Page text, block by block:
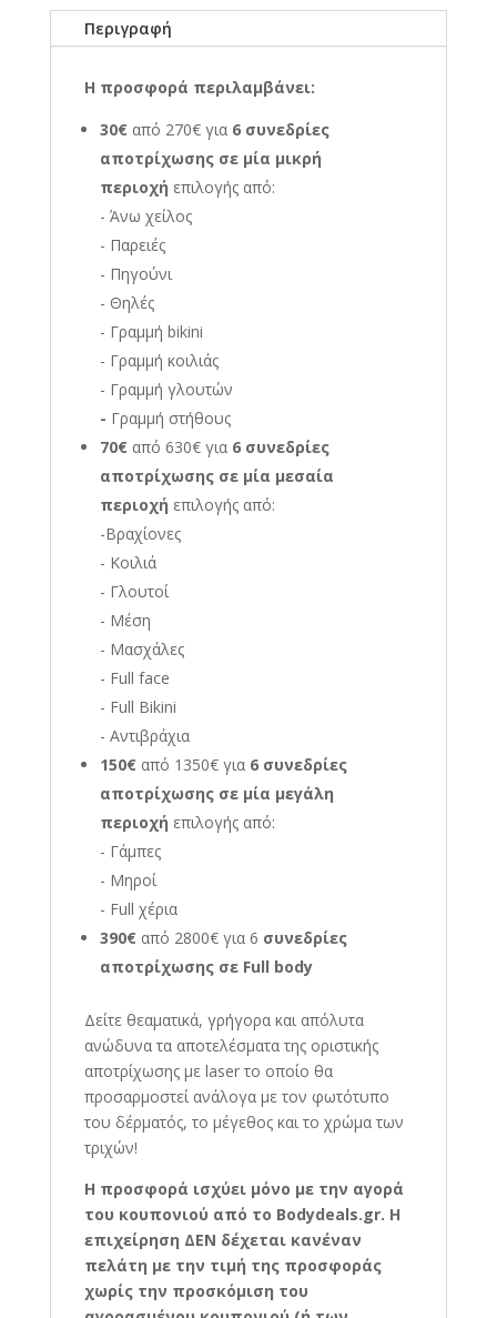
Περιγραφή
Η προσφορά περιλαμβάνει:
30€ από 270€ για 6 συνεδρίες
αποτρίχωσης σε μία μικρή
περιοχή επιλογής από:
- Άνω χείλος
- Παρειές
- Πηγούνι
- Θηλές
- Γραμμή bikini
- Γραμμή κοιλιάς
- Γραμμή γλουτών
- Γραμμή στήθους
70€από 630€ για 6 συνεδρίες
αποτρίχωσης σε μία μεσαία
περιοχή επιλογής από:
-Βραχίονες
- Κοιλιά
- Γλουτοί
- Μέση
- Μασχάλες
- Full face
- Full Bikini
- Αντιβράχια
150€από 1350€ για6 συνεδρίες
αποτρίχωσης σε μία μεγάλη
περιοχή επιλογής από:
- Γάμπες
- Μηροί
- Full χέρια
390€από 2800€ για 6 συνεδρίες
αποτρίχωσης σε Full body
Δείτε θεαματικά, γρήγορα και απόλυτα
ανώδυνα τα αποτελέσματα της οριστικής
αποτρίχωσης με laser το οποίο θα
προσαρμοστεί ανάλογα με τον φωτότυπο
του δέρματός, το μέγεθος και το χρώμα των
τριχών!
Η προσφορά ισχύει μόνο με την αγορά
του κουπονιού από το Bodydeals.gr. Η
επιχείρηση ΔΕΝ δέχεται κανέναν
πελάτη με την τιμή της προσφοράς
χωρίς την προσκόμιση του